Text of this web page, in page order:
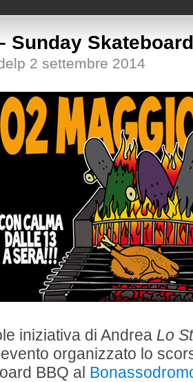
Sunday
2 settembre 2014
iniziativa di Andrea Lo
organizzato lo
BBQ al